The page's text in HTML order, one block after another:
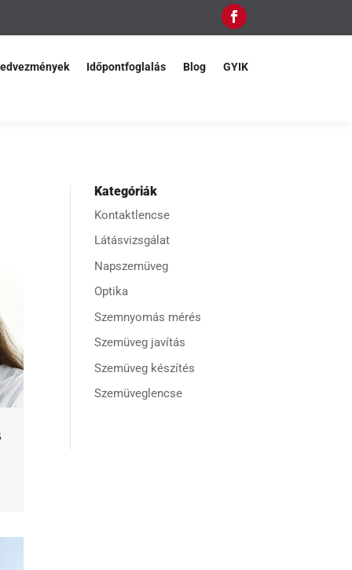
Időpontfoglalás Blog
GYIK
Kategóriák
Kontaktlencse
Látásvizsgálat
Napszemüveg
Optika
Szemnyomás mérés
Szemüveg javítás
Szemüveg készítés
Szemüveglencse